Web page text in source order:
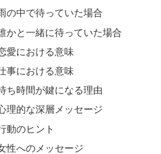
の中で待っていた場合
かと一緒に待っていた場合
愛における意味
事における意味
ち時間が鍵になる理由
理的な深層メッセージ
動のヒント
性へのメッセージ